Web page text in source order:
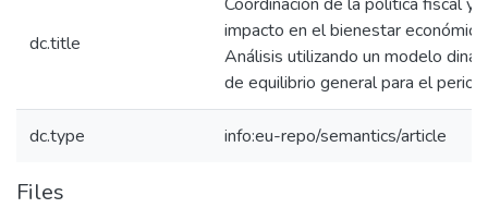
dc.title
impacto en el bienestar
Análisis utilizando un modelo
de equilibrio general para el
dc.type info:eu-repo/semantics/article
Files